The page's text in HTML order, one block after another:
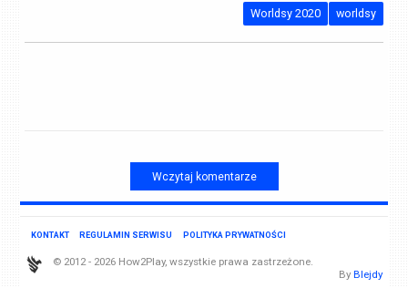
worldsy
Worldsy 2020
Wczytaj komentarze
KONTAKT REGULAMIN SERWISU POLITYKA PRYWATNOŚCI
© 2012 - 2026 How2Play, wszystkie prawa zastrzeżone.
By Blejdy